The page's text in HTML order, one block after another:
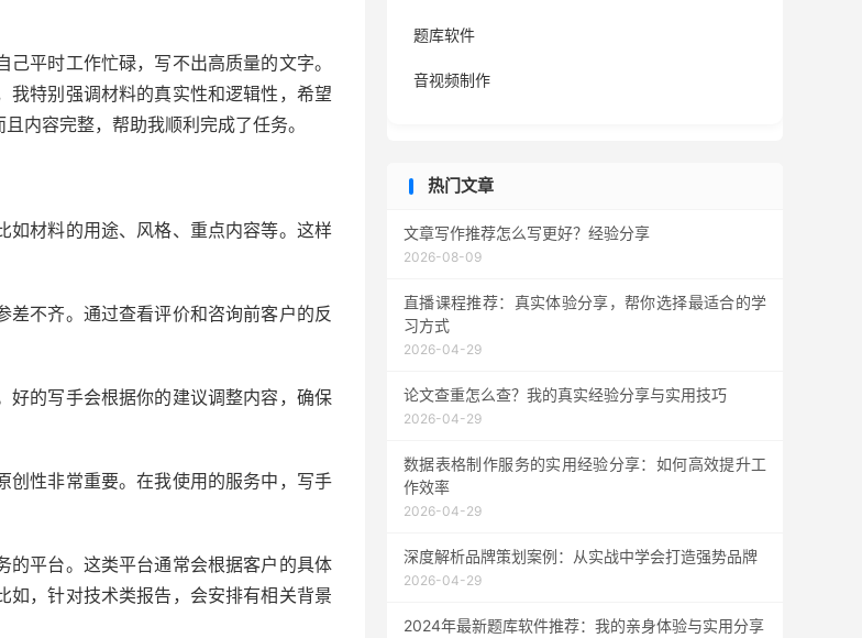
平时工作忙碌，写不出高质量的文字。
我特别强调材料的真实性和逻辑性，希望
内容完整，帮助我顺利完成了任务。
如材料的用途、风格、重点内容等。这样
不齐。通过查看评价和咨询前客户的反
好的写手会根据你的建议调整内容，确保
创性非常重要。在我使用的服务中，写手
的平台。这类平台通常会根据客户的具体
如，针对技术类报告，会安排有相关背景
题库软件
音视频制作
热门文章
文章写作推荐怎么写更好？经验分享
2026-08-09
直播课程推荐：真实体验分享，帮你选择最适合的学
习方式
2026-04-29
论文查重怎么查？我的真实经验分享与实用技巧
2026-04-29
数据表格制作服务的实用经验分享：如何高效提升工
作效率
2026-04-29
深度解析品牌策划案例：从实战中学会打造强势品牌
2026-04-29
2024年最新题库软件推荐：我的亲身体验与实用分享